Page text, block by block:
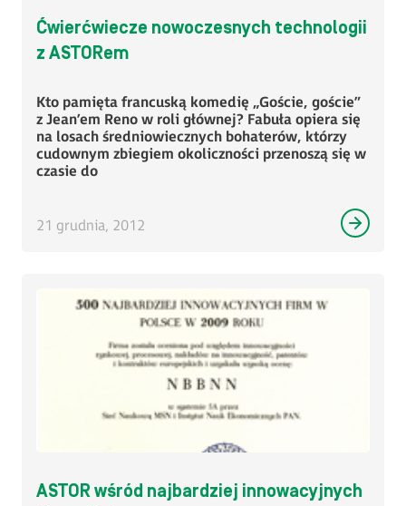
Ćwierćwiecze nowoczesnych technologii
z ASTORem
Kto pamięta francuską komedię „Goście, goście”
z Jean’em Reno w roli głównej? Fabuła opiera się
na losach średniowiecznych bohaterów, którzy
cudownym zbiegiem okoliczności przenoszą się w
czasie do
21 grudnia, 2012
ASTOR wśród najbardziej innowacyjnych